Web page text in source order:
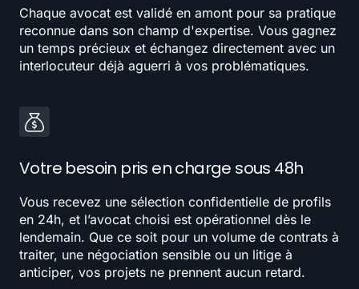
Chaque avocat est validé en amont pour sa pratique
reconnue dans son champ d'expertise. Vous gagnez
un temps précieux et échangez directement avec un
interlocuteur déjà aguerri à vos problématiques.
Votre besoin pris en charge sous 48h
Vous recevez une sélection confidentielle de profils
en 24h, et l’avocat choisi est opérationnel dès le
lendemain. Que ce soit pour un volume de contrats à
traiter, une négociation sensible ou un litige à
anticiper, vos projets ne prennent aucun retard.